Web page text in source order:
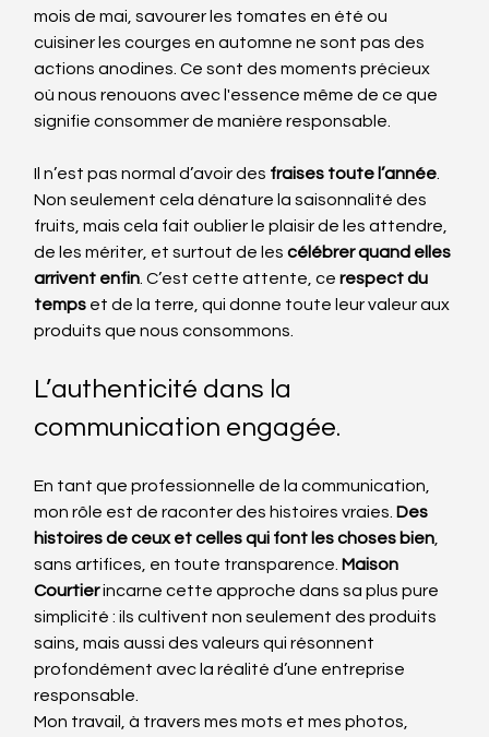
mois de mai, savourer les tomates en été ou
cuisiner les courges en automne ne sont pas des
actions anodines. Ce sont des moments précieux
où nous renouons avec l'essence même de ce que
signifie consommer de manière responsable.
Il n’est pas normal d’avoir des fraises toute l’année
Non seulement cela dénature la saisonnalité des
fruits, mais cela fait oublier le plaisir de les attendre,
de les mériter, et surtout de les célébrer quand elles
arrivent enfin . C’est cette attente, ce respect du
temps et de la terre, qui donne toute leur valeur aux
produits que nous consommons.
L’authenticité dans la
communication engagée.
En tant que professionnelle de la communication,
mon rôle est de raconter des histoires vraies. Des
histoires de ceux et celles qui font les choses bien
sans artifices, en toute transparence. Maison
Courtier incarne cette approche dans sa plus pure
simplicité : ils cultivent non seulement des produits
sains, mais aussi des valeurs qui résonnent
profondément avec la réalité d’une entreprise
responsable.
Mon travail, à travers mes mots et mes photos,